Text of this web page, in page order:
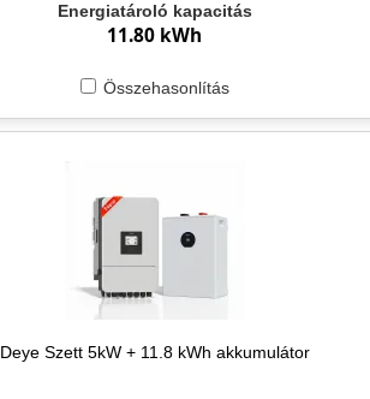
Energiatároló kapacitás
11.80 kWh
Összehasonlítás
Deye Szett 5kW + 11.8 kWh akkumulátor